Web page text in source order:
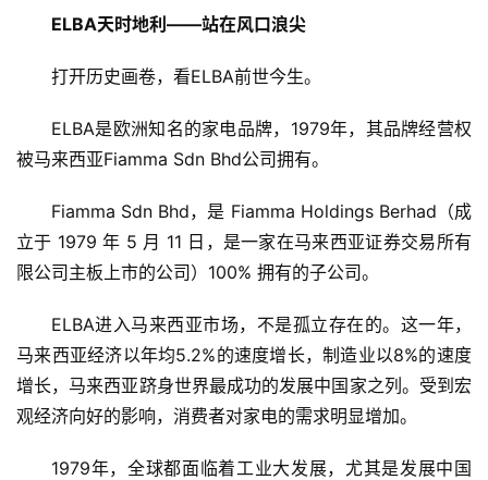
ELBA天时地利——站在风口浪尖
打开历史画卷，看ELBA前世今生。
ELBA是欧洲知名的家电品牌，1979年，其品牌经营权
被马来西亚Fiamma Sdn Bhd公司拥有。
Fiamma Sdn Bhd，是 Fiamma Holdings Berhad（成
立于 1979 年 5 月 11 日，是一家在马来西亚证券交易所有
限公司主板上市的公司）100% 拥有的子公司。
ELBA进入马来西亚市场，不是孤立存在的。这一年，
马来西亚经济以年均5.2%的速度增长，制造业以8%的速度
增长，马来西亚跻身世界最成功的发展中国家之列。受到宏
观经济向好的影响，消费者对家电的需求明显增加。
1979年，全球都面临着工业大发展，尤其是发展中国